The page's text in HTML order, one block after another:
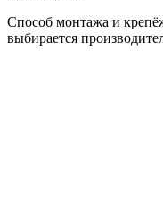
Способ монтажа и
выбирается